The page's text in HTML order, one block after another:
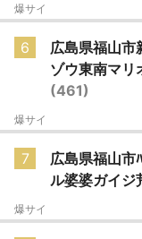
爆サイ
6
広島県福山市
ゾウ東南マリ
(461)
爆サイ
7
広島県福山市
ル婆婆ガイ
爆サイ